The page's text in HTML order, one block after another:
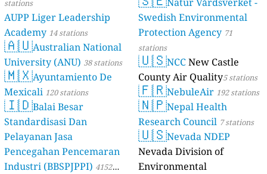
stations
AUPP Liger Leadership
Academy 14 stations
🇦🇺Australian National
University (ANU) 38 stations
🇲🇽Ayuntamiento De
Mexicali 120 stations
🇮🇩Balai Besar
Standardisasi Dan
Pelayanan Jasa
Pencegahan Pencemaran
Industri (BBSPJPPI) 4152
Swedish Environmental
Protection Agency 71
stations
🇺🇸NCCNew Castle
County Air Quality5 stations
🇫🇷NebuleAir 192 stations
🇳🇵Nepal Health
Research Council 7 stations
🇺🇸Nevada NDEP
Nevada Division of
Environmental